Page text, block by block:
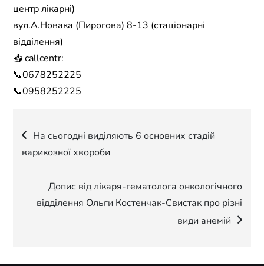
центр лікарні)
вул.А.Новака (Пирогова) 8-13 (стаціонарні
відділення)
📥 callcentr:
📞0678252225
📞0958252225
Навігація
записів
На сьогодні виділяють 6 основних стадій
варикозної хвороби
Допис від лікаря-гематолога онкологічного
відділення Ольги Костенчак-Свистак про різні
види анемій